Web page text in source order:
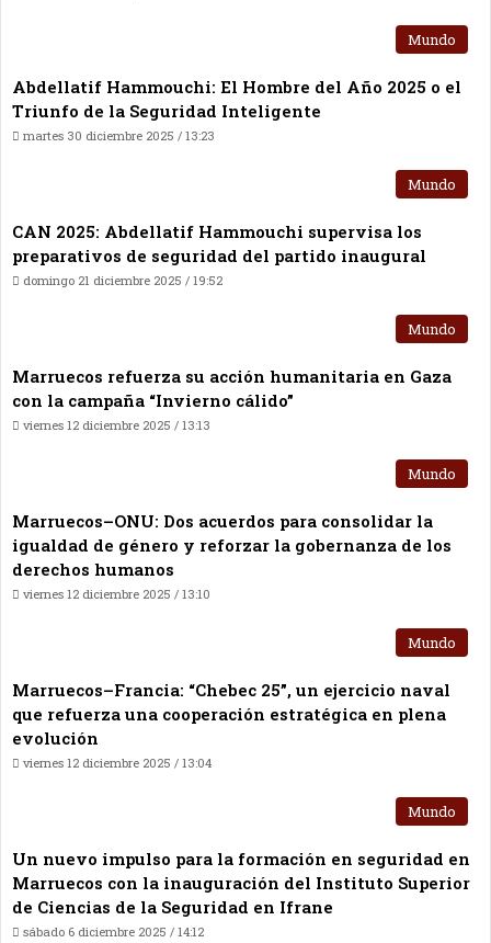
Mundo
Abdellatif Hammouchi: El Hombre del Año 2025 o el
Triunfo de la Seguridad Inteligente
martes 30 diciembre 2025 / 13:23
Mundo
CAN 2025: Abdellatif Hammouchi supervisa los
preparativos de seguridad del partido inaugural
domingo 21 diciembre 2025 / 19:52
Mundo
Marruecos refuerza su acción humanitaria en Gaza
con la campaña “Invierno cálido”
viernes 12 diciembre 2025 / 13:13
Mundo
Marruecos–ONU: Dos acuerdos para consolidar la
igualdad de género y reforzar la gobernanza de los
derechos humanos
viernes 12 diciembre 2025 / 13:10
Mundo
Marruecos–Francia: “Chebec 25”, un ejercicio naval
que refuerza una cooperación estratégica en plena
evolución
viernes 12 diciembre 2025 / 13:04
Mundo
Un nuevo impulso para la formación en seguridad en
Marruecos con la inauguración del Instituto Superior
de Ciencias de la Seguridad en Ifrane
sábado 6 diciembre 2025 / 14:12